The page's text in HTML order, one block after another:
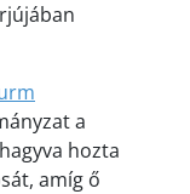
a
hozta
amíg ő